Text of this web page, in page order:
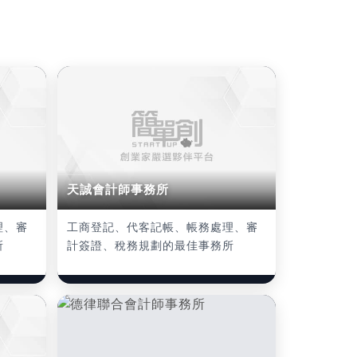
審
天誠會計師事務所
工商登記、代客記帳、帳務處理、審
計簽證、稅務規劃的最佳事務所